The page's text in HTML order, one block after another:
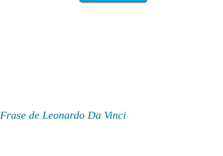
Frase de Leonardo Da Vinci